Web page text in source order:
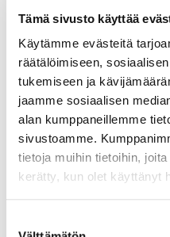
Tämä sivusto käyttää
Käytämme evästeitä
räätälöimiseen,
tukemiseen ja
jaamme sosiaalisen
alan kumppaneillemme
sivustoamme.
tietoja muihin tietoihin,
kerätty, kun olet käyttänyt
Poistomyynti
03.06.2026
31.08.2026